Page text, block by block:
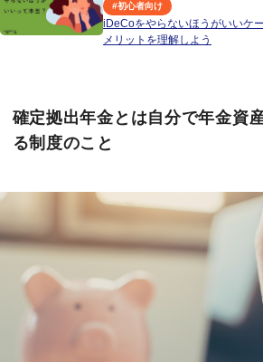
#初心者向け
iDeCoをやらないほうがいいケ
メリットを理解しよう
確定拠出年金とは自分で年金資
る制度のこと